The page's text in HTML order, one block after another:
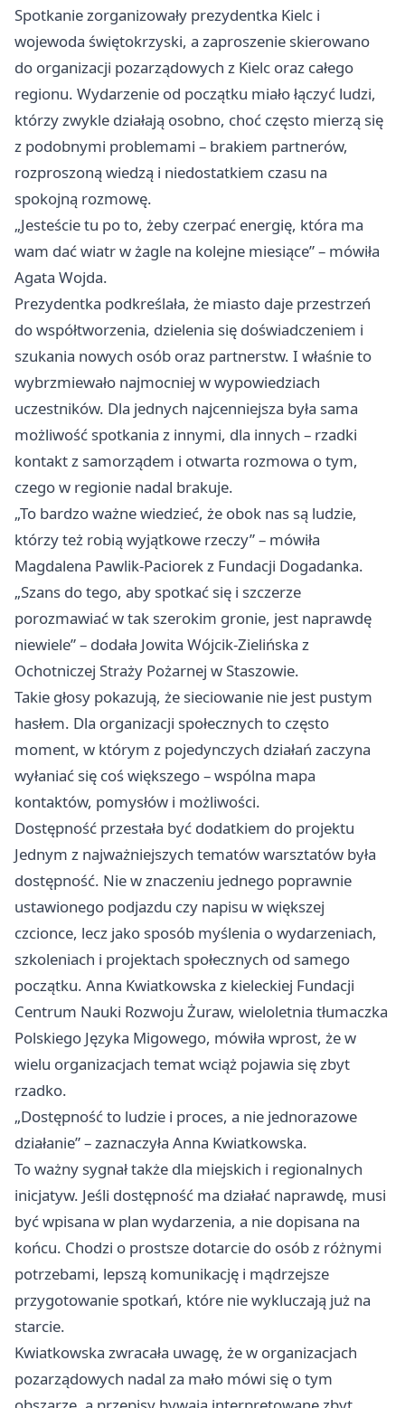
Spotkanie zorganizowały prezydentka Kielc i
wojewoda świętokrzyski, a zaproszenie skierowano
do organizacji pozarządowych z Kielc oraz całego
regionu. Wydarzenie od początku miało łączyć ludzi,
którzy zwykle działają osobno, choć często mierzą się
z podobnymi problemami – brakiem partnerów,
rozproszoną wiedzą i niedostatkiem czasu na
spokojną rozmowę.
„Jesteście tu po to, żeby czerpać energię, która ma
wam dać wiatr w żagle na kolejne miesiące” – mówiła
Agata Wojda.
Prezydentka podkreślała, że miasto daje przestrzeń
do współtworzenia, dzielenia się doświadczeniem i
szukania nowych osób oraz partnerstw. I właśnie to
wybrzmiewało najmocniej w wypowiedziach
uczestników. Dla jednych najcenniejsza była sama
możliwość spotkania z innymi, dla innych – rzadki
kontakt z samorządem i otwarta rozmowa o tym,
czego w regionie nadal brakuje.
„To bardzo ważne wiedzieć, że obok nas są ludzie,
którzy też robią wyjątkowe rzeczy” – mówiła
Magdalena Pawlik-Paciorek z Fundacji Dogadanka.
„Szans do tego, aby spotkać się i szczerze
porozmawiać w tak szerokim gronie, jest naprawdę
niewiele” – dodała Jowita Wójcik-Zielińska z
Ochotniczej Straży Pożarnej w Staszowie.
Takie głosy pokazują, że sieciowanie nie jest pustym
hasłem. Dla organizacji społecznych to często
moment, w którym z pojedynczych działań zaczyna
wyłaniać się coś większego – wspólna mapa
kontaktów, pomysłów i możliwości.
Dostępność przestała być dodatkiem do projektu
Jednym z najważniejszych tematów warsztatów była
dostępność. Nie w znaczeniu jednego poprawnie
ustawionego podjazdu czy napisu w większej
czcionce, lecz jako sposób myślenia o wydarzeniach,
szkoleniach i projektach społecznych od samego
początku. Anna Kwiatkowska z kieleckiej Fundacji
Centrum Nauki Rozwoju Żuraw, wieloletnia tłumaczka
Polskiego Języka Migowego, mówiła wprost, że w
wielu organizacjach temat wciąż pojawia się zbyt
rzadko.
„Dostępność to ludzie i proces, a nie jednorazowe
działanie” – zaznaczyła Anna Kwiatkowska.
To ważny sygnał także dla miejskich i regionalnych
inicjatyw. Jeśli dostępność ma działać naprawdę, musi
być wpisana w plan wydarzenia, a nie dopisana na
końcu. Chodzi o prostsze dotarcie do osób z różnymi
potrzebami, lepszą komunikację i mądrzejsze
przygotowanie spotkań, które nie wykluczają już na
starcie.
Kwiatkowska zwracała uwagę, że w organizacjach
pozarządowych nadal za mało mówi się o tym